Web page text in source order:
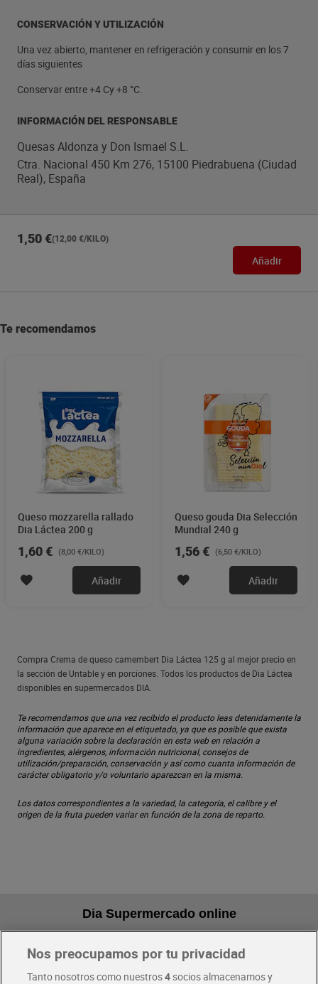
CONSERVACIÓN Y UTILIZACIÓN
Una vez abierto, mantener en refrigeración y consumir en los 7
días siguientes
Conservar entre +4 Cy +8 °C.
INFORMACIÓN DEL RESPONSABLE
Quesas Aldonza y Don Ismael S.L.
Ctra. Nacional 450 Km 276, 15100 Piedrabuena (Ciudad
Real), España
1,50 €(12,00 €/KILO)
Añadir
Te recomendamos
Queso mozzarella rallado
Dia Láctea 200 g
1,60 € (8,00 €/KILO)
Añadir
Queso gouda Dia Selección
Mundial 240 g
1,56 € (6,50 €/KILO)
Añadir
Compra Crema de queso camembert Dia Láctea 125 g al mejor precio en
la sección de Untable y en porciones. Todos los productos de Dia Láctea
disponibles en supermercados DIA.
Te recomendamos que una vez recibido el producto leas detenidamente la
información que aparece en el etiquetado, ya que es posible que exista
alguna variación sobre la declaración en esta web en relación a
ingredientes, alérgenos, información nutricional, consejos de
utilización/preparación, conservación y así como cuanta información de
carácter obligatorio y/o voluntario aparezcan en la misma.
Los datos correspondientes a la variedad, la categoría, el calibre y el
origen de la fruta pueden variar en función de la zona de reparto.
Dia Supermercado online
Pide hoy, recibe hoy
Nos preocupamos por tu privacidad
Tanto nosotros como nuestros4socios almacenamos y